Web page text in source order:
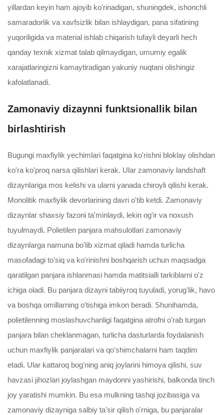
yillardan keyin ham ajoyib ko'rinadigan, shuningdek, ishonchli
samaradorlik va xavfsizlik bilan ishlaydigan, pana sifatining
yuqoriligida va material ishlab chiqarish tufayli deyarli hech
qanday texnik xizmat talab qilmaydigan, umumiy egalik
xarajatlaringizni kamaytiradigan yakuniy nuqtani olishingiz
kafolatlanadi.
Zamonaviy dizaynni funktsionallik bilan
birlashtirish
Bugungi maxfiylik yechimlari faqatgina ko'rishni bloklay olishdan
ko'ra ko'proq narsa qilishlari kerak. Ular zamonaviy landshaft
dizaynlariga mos kelishi va ularni yanada chiroyli qilishi kerak.
Monolitik maxfiylik devorlarining davri o'tib ketdi. Zamonaviy
dizaynlar shaxsiy fazoni ta'minlaydi, lekin og'ir va noxush
tuyulmaydi. Polietilen panjara mahsulotlari zamonaviy
dizaynlarga namuna bo'lib xizmat qiladi hamda turlicha
masofadagi to'siq va ko'rinishni boshqarish uchun maqsadga
qaratilgan panjara ishlanmasi hamda matitsialli tarkiblarni o'z
ichiga oladi. Bu panjara dizayni tabiiyroq tuyuladi, yorug'lik, havo
va boshqa omillarning o'tishiga imkon beradi. Shunihamda,
polietilenning moslashuvchanligi faqatgina atrofni o'rab turgan
panjara bilan cheklanmagan, turlicha dasturlarda foydalanish
uchun maxfiylik panjaralari va qo'shimchalarni ham taqdim
etadi. Ular kattaroq bog'ning aniq joylarini himoya qilishi, suv
havzasi jihozlari joylashgan maydonni yashirishi, balkonda tinch
joy yaratishi mumkin. Bu esa mulkning tashqi jozibasiga va
zamonaviy dizayniga salbiy ta'sir qilish o'rniga, bu panjaralar